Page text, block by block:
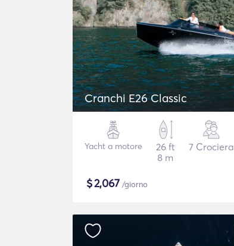
Cranchi E26 Classic
Yacht a motore
26 ft
8 m
7 Crociera
$2,067 /giorno